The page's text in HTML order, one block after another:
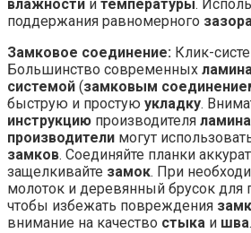
влажности и температуры.
поддержания равномерного
Замковое соединение: Клик-
Большинство современных
системой (замковым
быструю и простую укладку.
инструкцию производителя
производители могут
замков. Соединяйте планки
защелкивайте замок. При
молоток и деревянный брусок для
чтобы избежать повреждения
внимание на качество стыка и шва.